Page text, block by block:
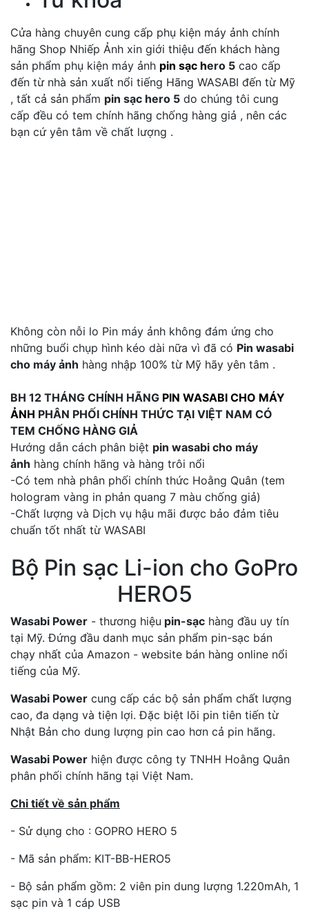
Cửa hàng chuyên cung cấp phụ kiện máy ảnh chính
hãng Shop Nhiếp Ảnh xin giới thiệu đến khách hàng
sản phẩm phụ kiện máy ảnh pin sạc hero 5 cao cấp
đến từ nhà sản xuất nổi tiếng Hãng WASABI đến từ Mỹ
, tất cả sản phẩm pin sạc hero 5 do chúng tôi cung
cấp đều có tem chính hãng chống hàng giả , nên các
bạn cứ yên tâm về chất lượng .
Không còn nỗi lo Pin máy ảnh không đám ứng cho
những buổi chụp hình kéo dài nữa vì đã có Pin wasabi
cho máy ảnh hàng nhập 100% từ Mỹ hãy yên tâm .
BH 12 THÁNG CHÍNH HÃNG PIN WASABI CHO MÁY
ẢNH PHÂN PHỐI CHÍNH THỨC TẠI VIỆT NAM CÓ
TEM CHỐNG HÀNG GIẢ
Hướng dẫn cách phân biệt pin wasabi cho máy
ảnh hàng chính hãng và hàng trôi nổi
-Có tem nhà phân phối chính thức Hoằng Quân (tem
hologram vàng in phản quang 7 màu chống giả)
-Chất lượng và Dịch vụ hậu mãi được bảo đảm tiêu
chuẩn tốt nhất từ WASABI
Bộ Pin sạc Li-ion cho GoPro
HERO5
Wasabi Power - thương hiệu pin-sạc hàng đầu uy tín
tại Mỹ. Đứng đầu danh mục sản phẩm pin-sạc bán
chạy nhất của Amazon - website bán hàng online nổi
tiếng của Mỹ.
Wasabi Power cung cấp các bộ sản phẩm chất lượng
cao, đa dạng và tiện lợi. Đặc biệt lõi pin tiên tiến từ
Nhật Bản cho dung lượng pin cao hơn cả pin hãng.
Wasabi Power hiện được công ty TNHH Hoằng Quân
phân phối chính hãng tại Việt Nam.
Chi tiết về sản phẩm
- Sử dụng cho : GOPRO HERO 5
- Mã sản phẩm: KIT-BB-HERO5
- Bộ sản phẩm gồm: 2 viên pin dung lượng 1.220mAh, 1
sạc pin và 1 cáp USB